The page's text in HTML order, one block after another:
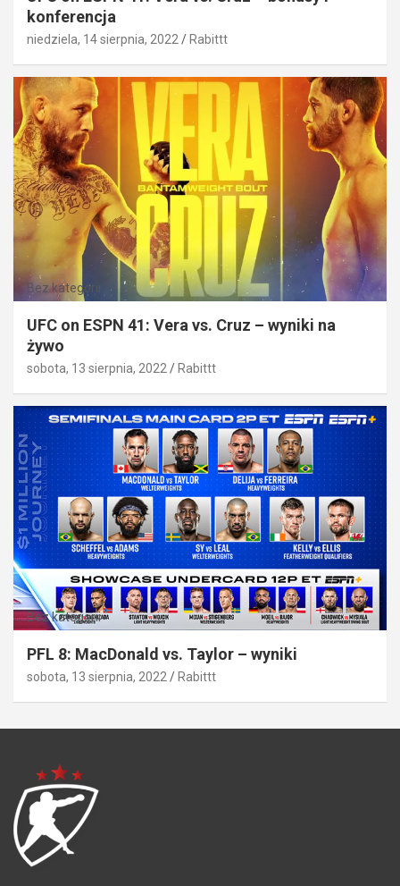
konferencja
niedziela, 14 sierpnia, 2022 Rabittt
Bez kategorii
UFC on ESPN 41: Vera vs. Cruz – wyniki na
żywo
sobota, 13 sierpnia, 2022 Rabittt
Bez kategorii
PFL 8: MacDonald vs. Taylor – wyniki
sobota, 13 sierpnia, 2022 Rabittt